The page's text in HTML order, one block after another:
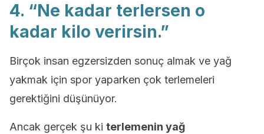
4. “Ne kadar terlersen o
kadar kilo verirsin.”
Birçok insan egzersizden sonuç almak ve yağ
yakmak için spor yaparken çok terlemeleri
gerektiğini düşünüyor.
Ancak gerçek şu ki terlemenin yağ